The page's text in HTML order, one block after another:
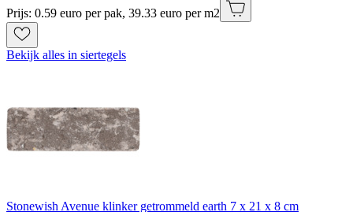
Prijs: 0.59 euro per pak, 39.33 euro per m2
Bekijk alles in siertegels
Stonewish Avenue klinker getrommeld earth 7 x 21 x 8 cm